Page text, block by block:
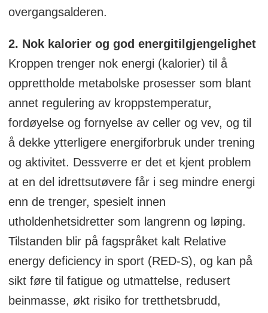
overgangsalderen.
2. Nok kalorier og god energitilgjengelighet
Kroppen trenger nok energi (kalorier) til å
opprettholde metabolske prosesser som blant
annet regulering av kroppstemperatur,
fordøyelse og fornyelse av celler og vev, og til
å dekke ytterligere energiforbruk under trening
og aktivitet. Dessverre er det et kjent problem
at en del idrettsutøvere får i seg mindre energi
enn de trenger, spesielt innen
utholdenhetsidretter som langrenn og løping.
Tilstanden blir på fagspråket kalt Relative
energy deficiency in sport (RED-S), og kan på
sikt føre til fatigue og utmattelse, redusert
beinmasse, økt risiko for tretthetsbrudd,